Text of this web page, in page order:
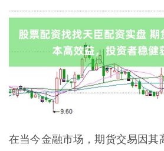
在当今金融市场，期货交易因其